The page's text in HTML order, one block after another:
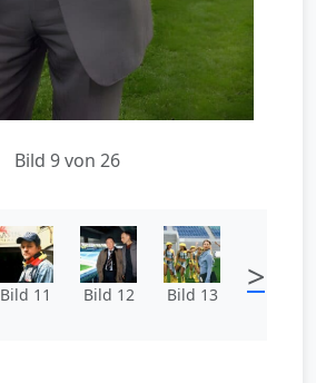
Bild 9 von 26
Bild 11 Bild 12 Bild 13 >